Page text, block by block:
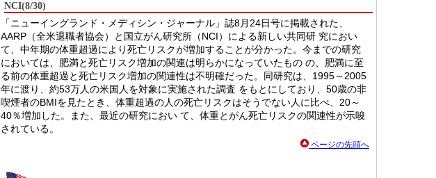
NCI(8/30)
「ニューイングランド・メディシン・ジャーナル」誌8月24日号に掲載された、
AARP（全米退職者協会）と国立がん研究所（NCI）による新しい共同研 究におい
て、中年期の体重超過により死亡リスクが増加することが分かった。今までの研究
においては、肥満と死亡リスク増加の関連は明らかになっていたもの の、肥満に至
る前の体重超過と死亡リスク増加の関連性は不明確だった。同研究は、1995～2005
年に渡り、約53万人の米国人を対象に実施された調査 をもとにしており、50歳の非
喫煙者のBMIを見たとき、体重超過の人の死亡リスクはそうでない人に比べ、20～
40％増加した。また、最近の研究におい て、体重とがん死亡リスクの関連性が示唆
されている。
ページの先頭へ